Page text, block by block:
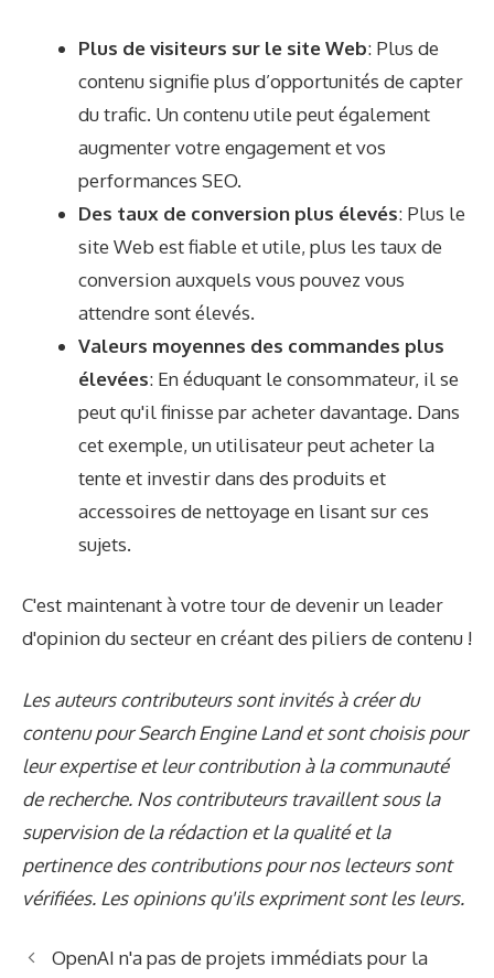
Plus de visiteurs sur le site Web: Plus de
contenu signifie plus d’opportunités de capter
du trafic. Un contenu utile peut également
augmenter votre engagement et vos
performances SEO.
Des taux de conversion plus élevés: Plus le
site Web est fiable et utile, plus les taux de
conversion auxquels vous pouvez vous
attendre sont élevés.
Valeurs moyennes des commandes plus
élevées: En éduquant le consommateur, il se
peut qu'il finisse par acheter davantage. Dans
cet exemple, un utilisateur peut acheter la
tente et investir dans des produits et
accessoires de nettoyage en lisant sur ces
sujets.
C'est maintenant à votre tour de devenir un leader
d'opinion du secteur en créant des piliers de contenu !
Les auteurs contributeurs sont invités à créer du
contenu pour Search Engine Land et sont choisis pour
leur expertise et leur contribution à la communauté
de recherche. Nos contributeurs travaillent sous la
supervision de la rédaction et la qualité et la
pertinence des contributions pour nos lecteurs sont
vérifiées. Les opinions qu'ils expriment sont les leurs.
OpenAI n'a pas de projets immédiats pour la